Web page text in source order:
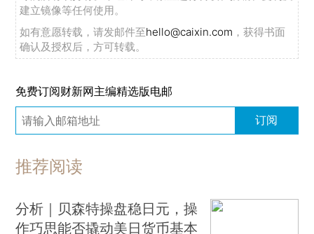
建立镜像等任何使用。
如有意愿转载，请发邮件至hello@caixin.com ，获得书面
确认及授权后，方可转载。
免费订阅财新网主编精选版电邮
订阅
推荐阅读
分析｜贝森特操盘稳日元，操
作巧思能否撬动美日货币基本